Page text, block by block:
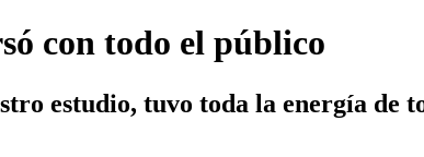
con todo el público
estudio, tuvo toda la energía de